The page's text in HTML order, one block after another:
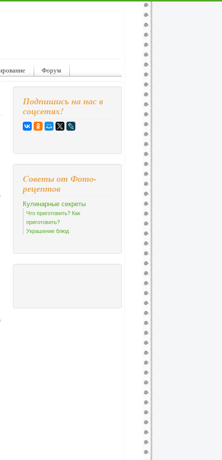
Форум
Подпишись на нас в
соцсетях!
Cоветы от Фото-
рецептов
Кулинарные секреты
Что приготовить? Как
приготовить?
Украшение блюд